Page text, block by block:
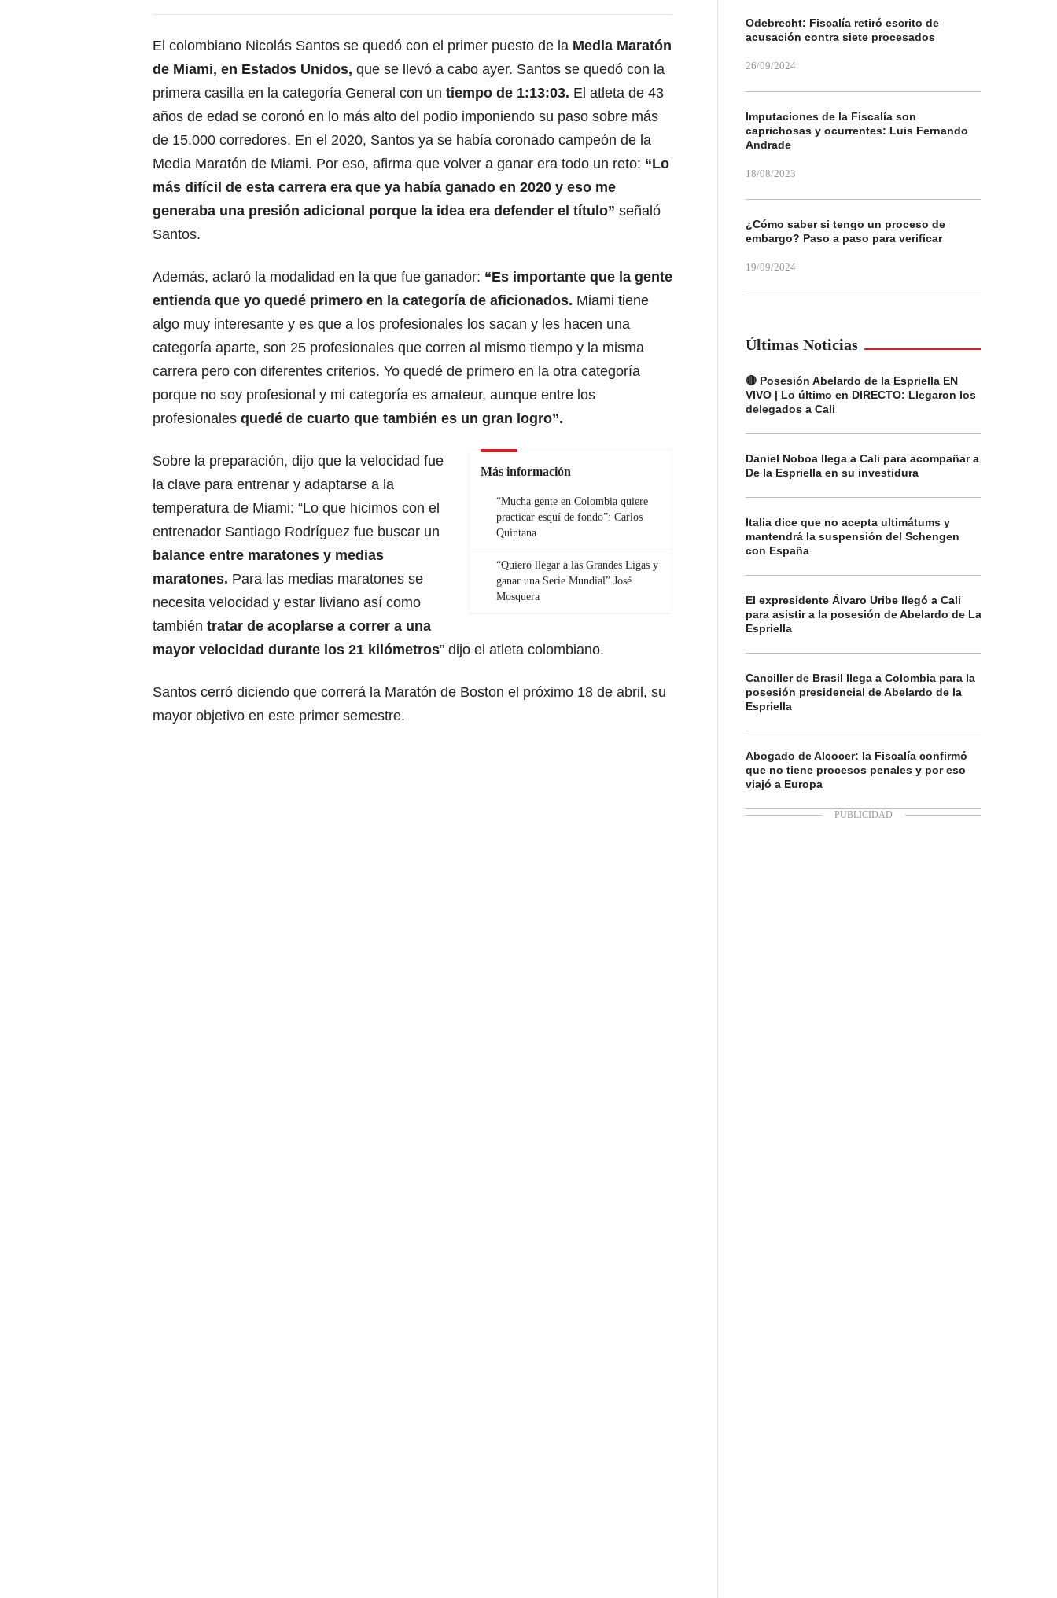
El colombiano Nicolás Santos se quedó con el primer puesto de la Media Maratón
de Miami, en Estados Unidos, que se llevó a cabo ayer. Santos se quedó con la
primera casilla en la categoría General con un tiempo de 1:13:03. El atleta de 43
años de edad se coronó en lo más alto del podio imponiendo su paso sobre más
de 15.000 corredores. En el 2020, Santos ya se había coronado campeón de la
Media Maratón de Miami. Por eso, afirma que volver a ganar era todo un reto: “Lo
más difícil de esta carrera era que ya había ganado en 2020 y eso me
generaba una presión adicional porque la idea era defender el título” señaló
Santos.
Además, aclaró la modalidad en la que fue ganador: “Es importante que la gente
entienda que yo quedé primero en la categoría de aficionados. Miami tiene
algo muy interesante y es que a los profesionales los sacan y les hacen una
categoría aparte, son 25 profesionales que corren al mismo tiempo y la misma
carrera pero con diferentes criterios. Yo quedé de primero en la otra categoría
porque no soy profesional y mi categoría es amateur, aunque entre los
profesionales quedé de cuarto que también es un gran logro”.
Más información
“Mucha gente en Colombia quiere
practicar esquí de fondo”: Carlos
Quintana
“Quiero llegar a las Grandes Ligas y
ganar una Serie Mundial” José
Mosquera
Sobre la preparación, dijo que la velocidad fue
la clave para entrenar y adaptarse a la
temperatura de Miami: “Lo que hicimos con el
entrenador Santiago Rodríguez fue buscar un
balance entre maratones y medias
maratones. Para las medias maratones se
necesita velocidad y estar liviano así como
también tratar de acoplarse a correr a una
mayor velocidad durante los 21 kilómetros” dijo el atleta colombiano.
Santos cerró diciendo que correrá la Maratón de Boston el próximo 18 de abril, su
mayor objetivo en este primer semestre.
Odebrecht: Fiscalía retiró escrito de
acusación contra siete procesados
26/09/2024
Imputaciones de la Fiscalía son
caprichosas y ocurrentes: Luis Fernando
Andrade
18/08/2023
¿Cómo saber si tengo un proceso de
embargo? Paso a paso para verificar
19/09/2024
Últimas Noticias
🔴 Posesión Abelardo de la Espriella EN
VIVO | Lo último en DIRECTO: Llegaron los
delegados a Cali
Daniel Noboa llega a Cali para acompañar a
De la Espriella en su investidura
Italia dice que no acepta ultimátums y
mantendrá la suspensión del Schengen
con España
El expresidente Álvaro Uribe llegó a Cali
para asistir a la posesión de Abelardo de La
Espriella
Canciller de Brasil llega a Colombia para la
posesión presidencial de Abelardo de la
Espriella
Abogado de Alcocer: la Fiscalía confirmó
que no tiene procesos penales y por eso
viajó a Europa